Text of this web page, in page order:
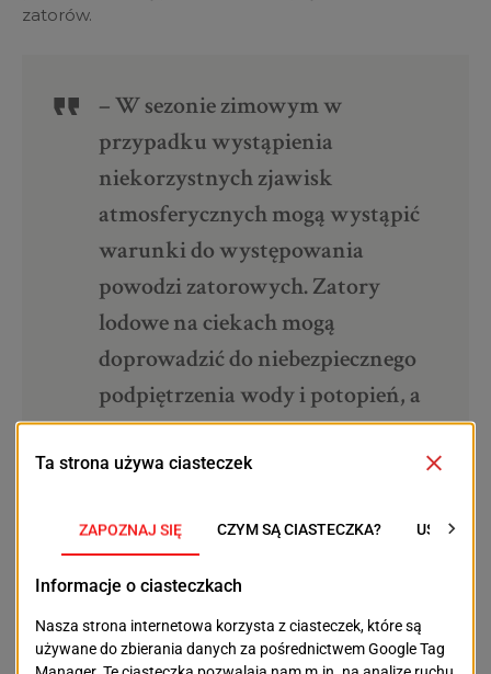
zatorów.
– W sezonie zimowym w
przypadku wystąpienia
niekorzystnych zjawisk
atmosferycznych mogą wystąpić
warunki do występowania
powodzi zatorowych. Zatory
lodowe na ciekach mogą
doprowadzić do niebezpiecznego
podpiętrzenia wody i potopień, a
niekontrolowany pochód kry
może zagrażać m.in. przeprawom
hydrotechnicznej – informują
Wody Polskie.